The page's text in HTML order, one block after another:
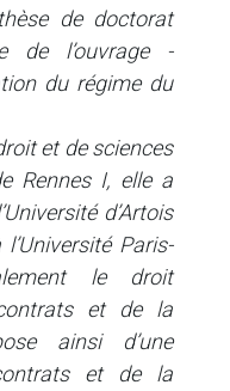
de doctorat
de l’ouvrage -
du régime du
et de sciences
Rennes I, elle a
d’Artois
Paris-
le droit
et de la
ainsi d’une
et de la